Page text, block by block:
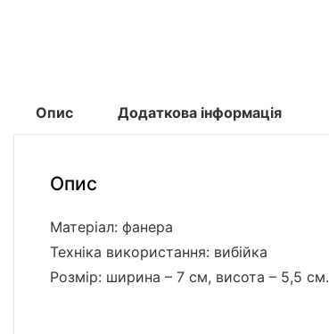
Опис Додаткова інформація
Опис
Матеріал: фанера
Техніка використання: вибійка
Розмір: ширина – 7 см, висота – 5,5 см.